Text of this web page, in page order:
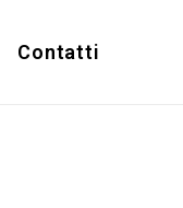
Contatti